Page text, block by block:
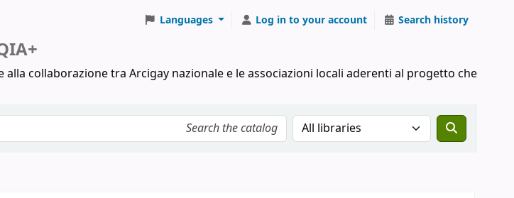
Languages Log in to your account Search history
collaborazione tra Arcigay nazionale e le associazioni locali aderenti al progetto che
Search the catalog in: